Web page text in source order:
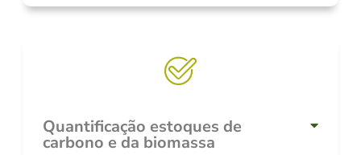
Quantificação estoques de
carbono e da biomassa